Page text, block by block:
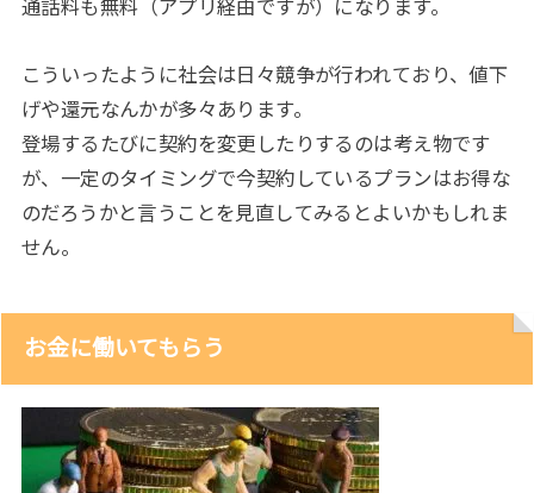
通話料も無料（アプリ経由ですが）になります。
こういったように社会は日々競争が行われており、値下
げや還元なんかが多々あります。
登場するたびに契約を変更したりするのは考え物です
が、一定のタイミングで今契約しているプランはお得な
のだろうかと言うことを見直してみるとよいかもしれま
せん。
お金に働いてもらう